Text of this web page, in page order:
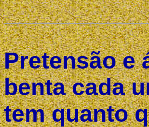
Pretensão e
benta cada
tem quanto